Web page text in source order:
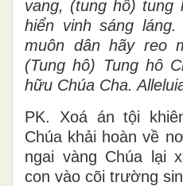
vang, (tung hô) tung
hiển vinh sáng láng.
muôn dân hãy reo
(Tung hô) Tung hô
hữu Chúa Cha.
PK. Xoá án tội
Chúa khải hoàn về
ngai vàng Chúa lại
con vào cõi trường